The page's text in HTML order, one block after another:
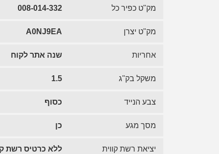
מק"ט כפיר כל 008-014-332
מק"ט יצרן A0NJ9EA
אחריות שנה אתר לקוח
משקל בק"ג 1.5
צבע הנייד כסוף
מסך מגע כן
יציאת רשת קווית ללא כרטיס רשת